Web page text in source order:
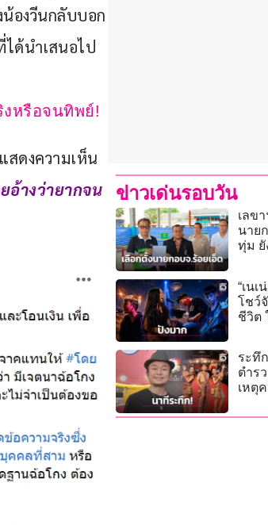
น้องวีนกลับบอก
ได้นำเสนอไป
งหรือจนทิพย์!
สดงความเห็น
อ้างว่ายากจน
ข่าวเด่นรอบวัน
เลข
นาย
ทุ่ม ยั
“เน
โชว์
ชีวิต
ระทึ
ตำร
เหตุ